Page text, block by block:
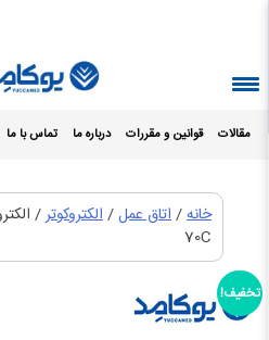
مقالات قوانین و مقررات درباره ما تماس با ما
خانه/اتاق عمل/الکتروکوتر/
70C
تخفیف!